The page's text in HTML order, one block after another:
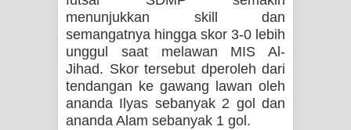
menunjukkan skill dan
semangatnya hingga skor 3-0 lebih
unggul saat melawan MIS Al-
Jihad. Skor tersebut dperoleh dari
tendangan ke gawang lawan oleh
ananda Ilyas sebanyak 2 gol dan
ananda Alam sebanyak 1 gol.